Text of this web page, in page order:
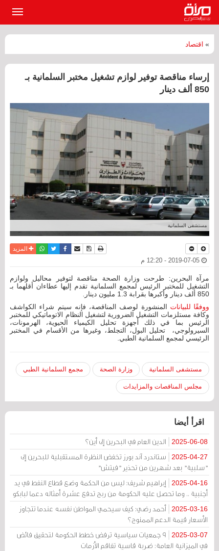
» اقتصاد
إرساء مناقصة توفير لوازم تشغيل مختبر السلمانية بـ
850 ألف دينار
مستشفى السلمانية
نسخة للطباعة
حفظ الموضوع
أرسل الى صديق
فيسبوكتويترواتسابالمزيد
مرآة البحرين: طرحت وزارة الصحة مناقصة لتوفير محاليل ولوازم
التشغيل للمختبر الرئيس لمجمع السلمانية تقدم إليها عطاءان أقلهما بـ
850 ألف دينار وأكبرها بقرابة 1.3 مليون دينار.
ووفقًا للبيانات المنشورة لوصف المناقصة، فإنه سيتم شراء الكواشف
وكافة مستلزمات التشغيل الضرورية لتشغيل النظام الاتوماتيكي للمختبر
الرئيس بما في ذلك أجهزة تحليل الكيمياء الحيوية، الهرمونات،
السيرولوجي، تحليل البول، التجلط، وغيرها من الأقسام في المختبر
الرئيسي لمجمع السلمانية الطبي.
مستشفى السلمانية وزارة الصحة مجمع السلمانية الطبي
مجلس المناقصات والمزايدات
اقرأ أيضا
2025-06-08 الدين العام في البحرين إلى أين؟
2025-04-27
ستاندرد آند بورز تخفض النظرة المستقبلية للبحرين إلى
"سلبية" بعد شهرين من تحذير "فيتش"
2025-04-16
إبراهيم شريف: ليس من الحكمة وضع قطاع النفط في يد
أجنبية .. وما تحصل عليه الحكومة من ربح تدفع عشرة أمثاله دعما لبابكو
2025-03-16
أحمد رضي: كيف سيحمي المواطن نفسه عندما تتجاوز
الأسعار قيمة الدعم الممنوح؟
2025-03-07
9 جمعيات سياسية ترفض خطط الحكومة لتحقيق فائض
في الميزانية العامة: ضربة قاسية تفاقم الأزمات